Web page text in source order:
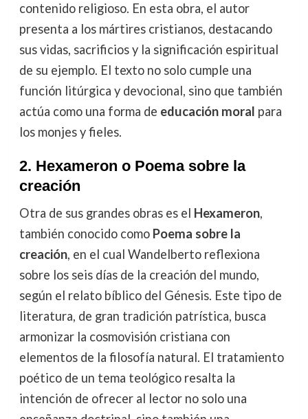
contenido religioso. En esta obra, el autor
presenta a los mártires cristianos, destacando
sus vidas, sacrificios y la significación espiritual
de su ejemplo. El texto no solo cumple una
función litúrgica y devocional, sino que también
actúa como una forma de educación moral para
los monjes y fieles.
2. Hexameron o Poema sobre la
creación
Otra de sus grandes obras es el Hexameron,
también conocido como Poema sobre la
creación, en el cual Wandelberto reflexiona
sobre los seis días de la creación del mundo,
según el relato bíblico del Génesis. Este tipo de
literatura, de gran tradición patrística, busca
armonizar la cosmovisión cristiana con
elementos de la filosofía natural. El tratamiento
poético de un tema teológico resalta la
intención de ofrecer al lector no solo una